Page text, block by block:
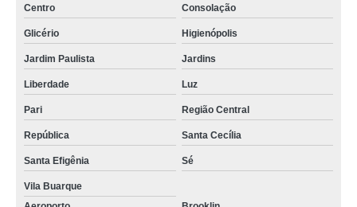
Centro Consolação
Glicério Higienópolis
Jardim Paulista Jardins
Liberdade Luz
Pari Região Central
República Santa Cecília
Santa Efigênia Sé
Vila Buarque